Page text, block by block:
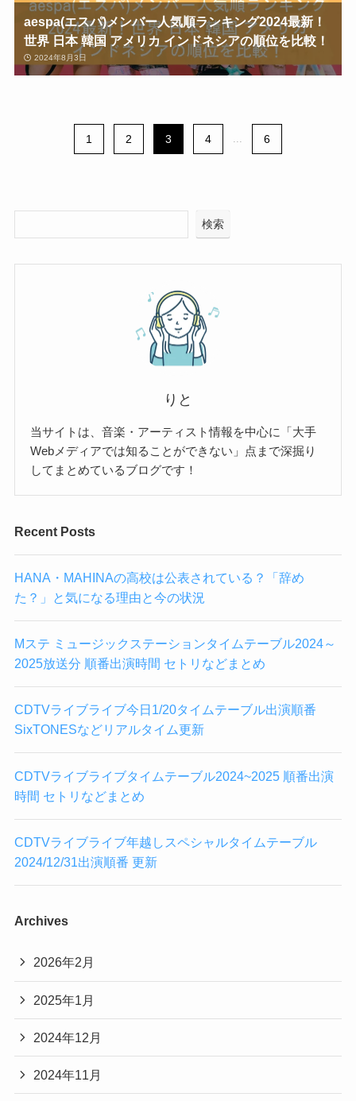
aespa(エスパ)メンバー人気順ランキング2024最新！
世界 日本 韓国 アメリカ インドネシアの順位を比較！
2024年8月3日
1 2 3 4 ... 6
検索
りと
当サイトは、音楽・アーティスト情報を中心に「大手
Webメディアでは知ることができない」点まで深掘り
してまとめているブログです！
Recent Posts
HANA・MAHINAの高校は公表されている？「辞め
た？」と気になる理由と今の状況
Mステ ミュージックステーションタイムテーブル2024～
2025放送分 順番出演時間 セトリなどまとめ
CDTVライブライブ今日1/20タイムテーブル出演順番
SixTONESなどリアルタイム更新
CDTVライブライブタイムテーブル2024~2025 順番出演
時間 セトリなどまとめ
CDTVライブライブ年越しスペシャルタイムテーブル
2024/12/31出演順番 更新
Archives
2026年2月
2025年1月
2024年12月
2024年11月